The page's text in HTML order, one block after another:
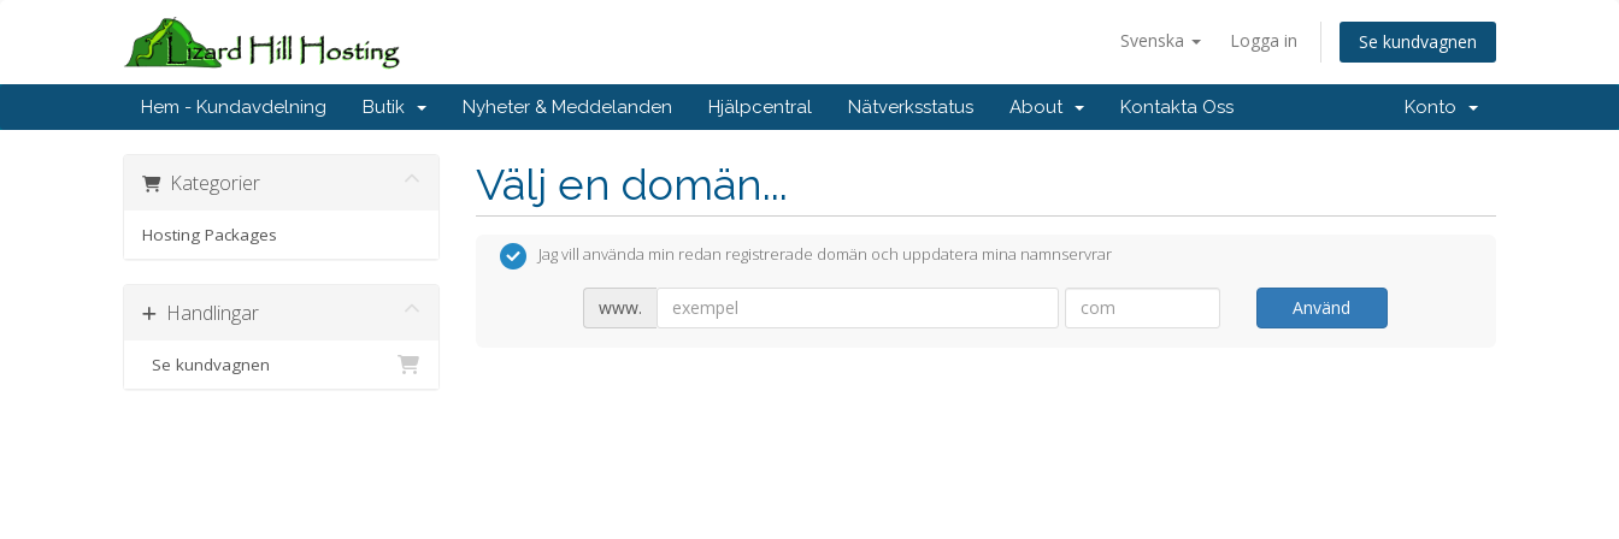
Svenska Logga in Se kundvagnen
Hem - Kundavdelning Butik Nyheter & Meddelanden Hjälpcentral Nätverksstatus About Kontakta Oss Konto
Kategorier
Hosting Packages
Handlingar
Se kundvagnen
Välj en domän...
Jag vill använda min redan registrerade domän och uppdatera mina namnservrar
www. Använd